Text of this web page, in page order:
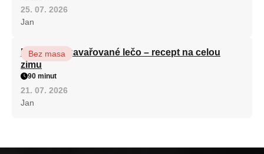
25. 07. 2026
Jan
Babiččino zavařované lečo – recept na celou
zimu
Bez masa
90 minut
21. 07. 2026
Jan